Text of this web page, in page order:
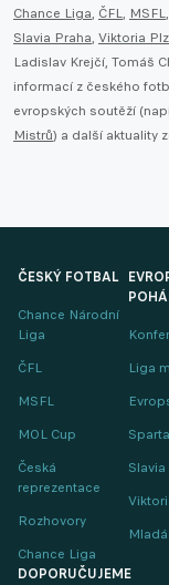
Chance Liga, ČFL, MSFL,
Slavia Praha, Viktoria
Ladislav Krejčí, Tomáš
informací z českého
evropských soutěží
Mistrů) a další aktuality
ČESKÝ FOTBAL
Chance Národní
Liga
ČFL
MSFL
MOL Cup
Česká
reprezentace
Rozhovory
Chance Liga
Liga
DOPORUČUJEME